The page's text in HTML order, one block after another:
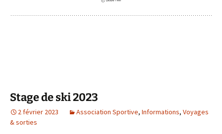
Stage de ski 2023
2 février 2023 Association Sportive, Informations, Voyages
& sorties